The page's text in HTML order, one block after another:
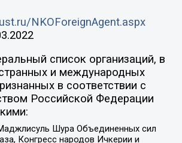
NKOForeignAgent.aspx
список организаций, в
и международных
в соответствии с
Российской Федерации
Шура Объединенных сил
Конгресс народов Ичкерии и